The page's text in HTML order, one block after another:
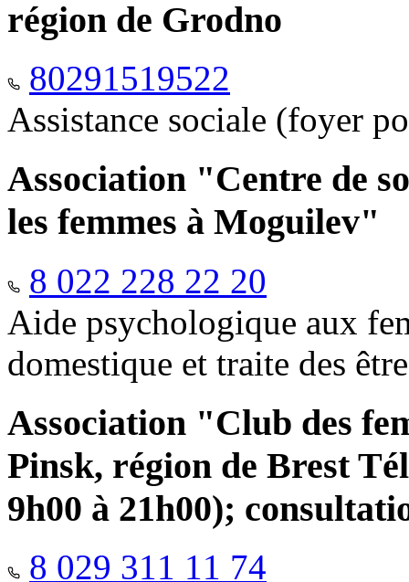
région de Grodno
80291519522
Assistance sociale (foyer
Association "Centre de
les femmes à Moguilev"
8 022 228 22 20
Aide psychologique aux
domestique et traite des
Association "Club des
Pinsk, région de Brest
9h00 à 21h00);
8 029 311 11 74